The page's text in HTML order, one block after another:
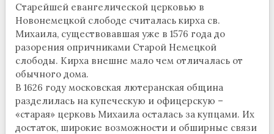
Старейшей евангелической церковью в
Новонемецкой слободе считалась кирха св.
Михаила, существовавшая уже в 1576 года до
разорения опричниками Старой Немецкой
слободы. Кирха внешне мало чем отличалась от
обычного дома.
В 1626 году московская лютеранская община
разделилась на купеческую и офицерскую –
«старая» церковь Михаила осталась за купцами. Их
достаток, широкие возможности и обширные связи